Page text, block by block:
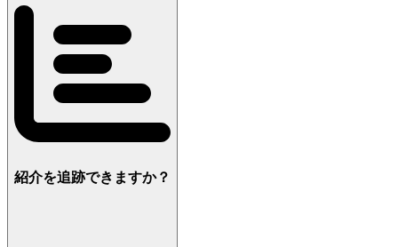
紹介を追跡できますか？